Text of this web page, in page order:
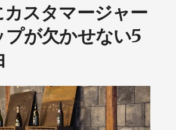
スタマージャー
プが欠かせない5